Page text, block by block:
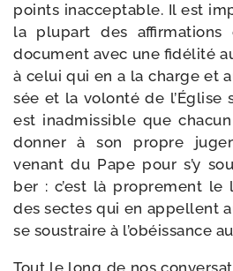
points inac­cep­table. Il est
la plu­part des affir­ma­tions
docu­ment avec une fidé­li­té
à celui qui en a la charge et
sée et la volon­té de l’Église
est inad­mis­sible que
don­ner à son propre
venant du Pape pour s’y
ber : c’est là pro­pre­ment le
des sectes qui en appellent
se sous­traire à l’o­béis­sance
Tout le long de nos